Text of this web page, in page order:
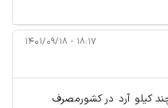
۱۸:۱۷ - ۱۴۰۱/۰۹/۱۸
کیلو آرد در کشورمصرف